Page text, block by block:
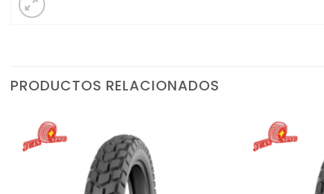
PRODUCTOS RELACIONADOS